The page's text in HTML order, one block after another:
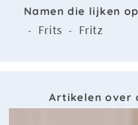
Namen die lijken
- Frits - Fritz
Artikelen over